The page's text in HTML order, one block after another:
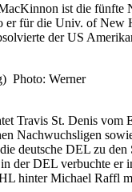
ist die fünfte
für die Univ. of New
der US
Photo: Werner
Travis St. Denis vom
Nachwuchsligen
deutsche DEL zu
der DEL verbuchte
hinter Michael Raffl